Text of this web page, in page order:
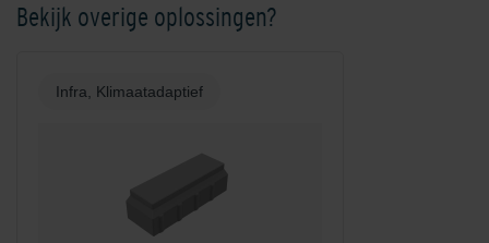
Bekijk overige oplossingen?
Infra, Klimaatadaptief